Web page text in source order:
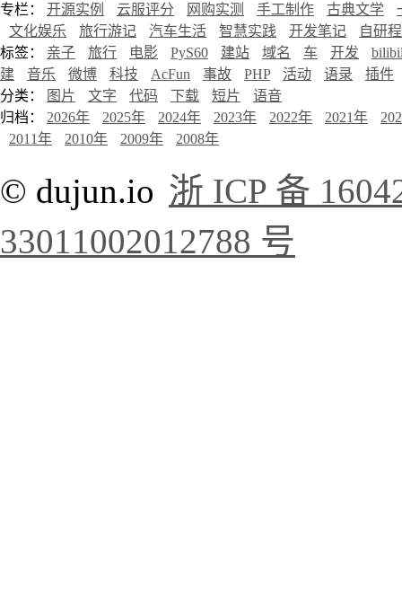
专栏： 开源实例 云服评分 网购实测 手工制作 古典文学
文化娱乐
旅行游记 汽车生活 智慧实践 开发笔记
自研
标签： 亲子 旅行 电影 PyS60 建站 域名 车 开发
建
音乐 微博 科技 AcFun 事故 PHP 活动 语录
插件
分类：
图片 文字 代码 下载 短片
语音
归档： 2026年 2025年 2024年 2023年 2022年 2021年
2011年
2010年 2009年 2008年
© dujun.io 浙 ICP 备
33011002012788 号